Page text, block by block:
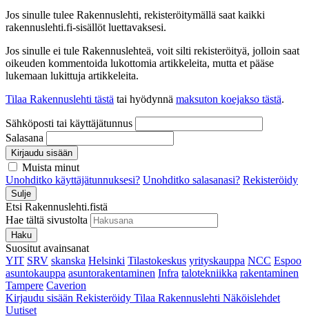
Jos sinulle tulee Rakennuslehti, rekisteröitymällä saat kaikki
rakennuslehti.fi-sisällöt luettavaksesi.
Jos sinulle ei tule Rakennuslehteä, voit silti rekisteröityä, jolloin saat
oikeuden kommentoida lukottomia artikkeleita, mutta et pääse
lukemaan lukittuja artikkeleita.
Tilaa Rakennuslehti tästä tai hyödynnä maksuton koejakso tästä.
Sähköposti tai käyttäjätunnus
Salasana
Kirjaudu sisään
Muista minut
Unohditko käyttäjätunnuksesi? Unohditko salasanasi? Rekisteröidy
Sulje
Etsi Rakennuslehti.fistä
Hae tältä sivustolta
Haku
Suositut avainsanat
YIT SRV skanska Helsinki Tilastokeskus yrityskauppa NCC Espoo
asuntokauppa asuntorakentaminen Infra talotekniikka rakentaminen
Tampere Caverion
Kirjaudu sisään Rekisteröidy Tilaa Rakennuslehti Näköislehdet
Uutiset